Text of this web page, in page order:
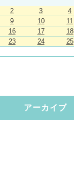
2 3 4
9 10 11
16 17 18
23 24 25
アーカイブ